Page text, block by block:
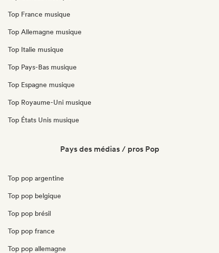
Top France musique
Top Allemagne musique
Top Italie musique
Top Pays-Bas musique
Top Espagne musique
Top Royaume-Uni musique
Top États Unis musique
Pays des médias / pros Pop
Top pop argentine
Top pop belgique
Top pop brésil
Top pop france
Top pop allemagne